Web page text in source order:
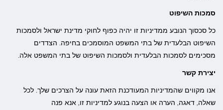
סמכות השיפוט
כל סכסוך הנובע ממדיניות זו יהיה כפוף לחוקי מדינת ישראל ולסמכות
השיפוט הבלעדית של בתי המשפט המוסמכים בחיפה. הצדדים
מסכימים לסמכות הבלעדית ולסמכות השיפוט של בתי המשפט אלה.
יצירת קשר
אנו מקווים שהמדיניות המעודכנת הזאת עונה על הצרכים שלך. לכל
שאלה, דאגה, הערה או הצעה בנוגע למדיניות זו, אנא פנה